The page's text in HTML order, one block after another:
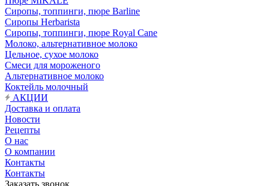
Сиропы, топпинги, пюре Barline
Сиропы Herbarista
Сиропы, топпинги, пюре Royal Cane
Молоко, альтернативное молоко
Цельное, сухое молоко
Смеси для мороженого
Альтернативное молоко
Коктейль молочный
АКЦИИ
Доставка и оплата
Новости
Рецепты
О нас
О компании
Контакты
Контакты
Заказать звонок